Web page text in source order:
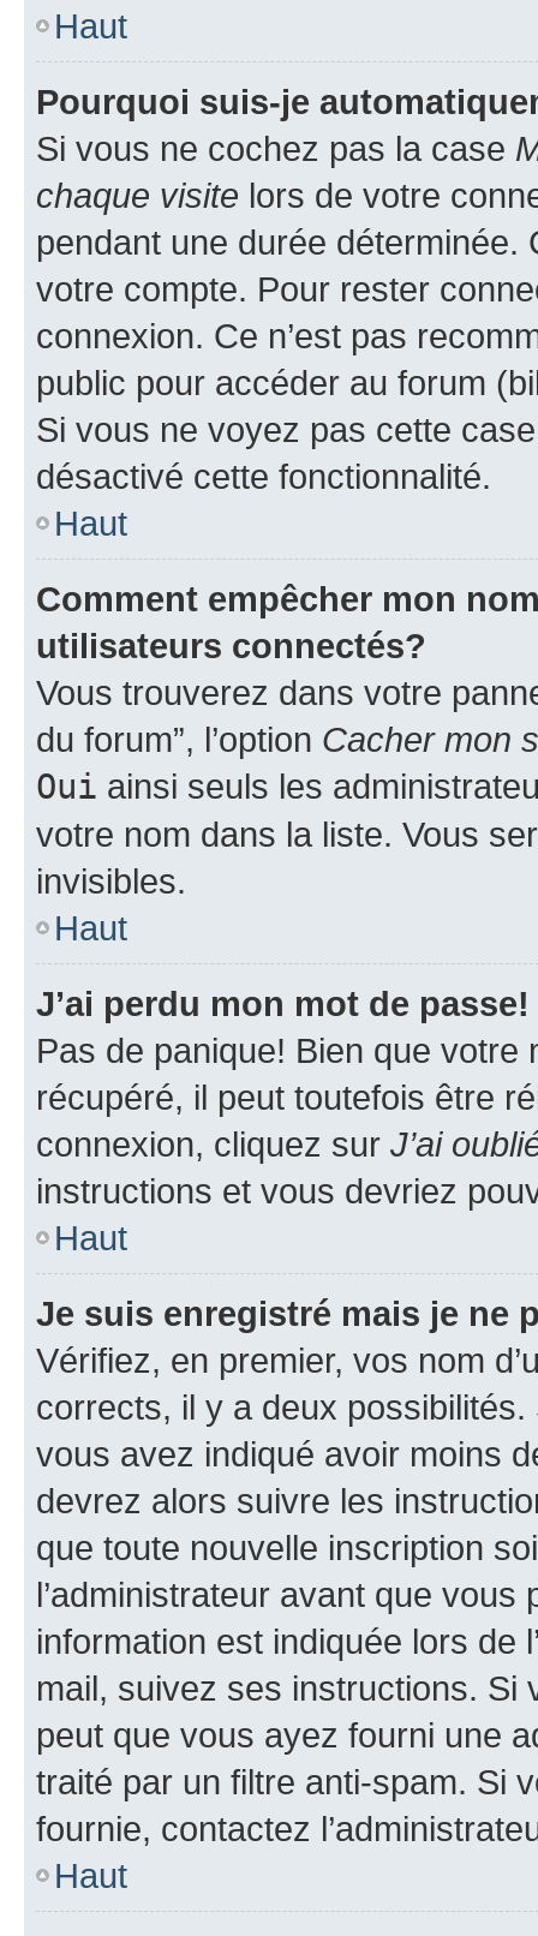
Haut
Pourquoi suis-je
Si vous ne cochez pas la case
chaque visite lors de votre
pendant une durée déterminée.
votre compte. Pour rester
connexion. Ce n’est pas
public pour accéder au forum
Si vous ne voyez pas cette
désactivé cette fonctionnalité.
Haut
Comment empêcher mon
utilisateurs connectés?
Vous trouverez dans votre
du forum”, l’option Cacher mon
Oui ainsi seuls les
votre nom dans la liste. Vous
invisibles.
Haut
J’ai perdu mon mot de passe!
Pas de panique! Bien que
récupéré, il peut toutefois être
connexion, cliquez sur J’ai
instructions et vous devriez
Haut
Je suis enregistré mais je ne
Vérifiez, en premier, vos nom
corrects, il y a deux
vous avez indiqué avoir moins
devrez alors suivre les
que toute nouvelle inscription
l’administrateur avant que
information est indiquée lors de
mail, suivez ses instructions. Si
peut que vous ayez fourni une
traité par un filtre anti-spam. Si
fournie, contactez
Haut